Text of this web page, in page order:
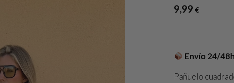
9,99 €
Envío 24/48h
Pañuelo